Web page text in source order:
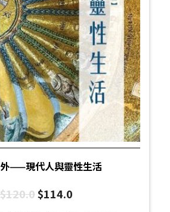
——現代人與靈性生活
$120.0$114.0